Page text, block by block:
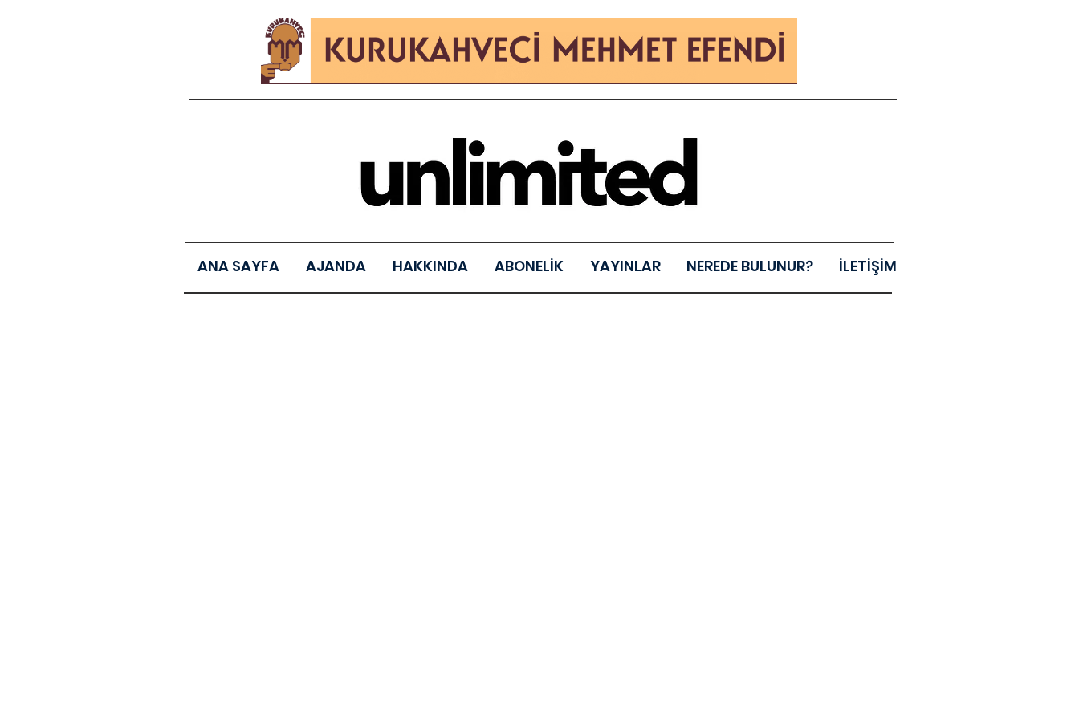
ANA SAYFA AJANDA HAKKINDA ABONELİK YAYINLAR NEREDE BULUNUR? İLETİŞİM